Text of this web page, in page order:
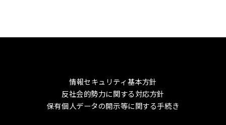
情報セキュリティ基本方針
反社会的勢力に関する対応方針
保有個人データの開示等に関する手続き